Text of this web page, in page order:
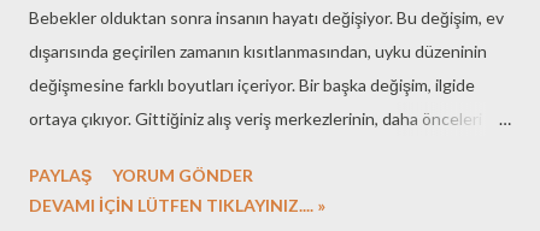
Bebekler olduktan sonra insanın hayatı değişiyor. Bu değişim, ev
dışarısında geçirilen zamanın kısıtlanmasından, uyku düzeninin
değişmesine farklı boyutları içeriyor. Bir başka değişim, ilgide
ortaya çıkıyor. Gittiğiniz alış veriş merkezlerinin, daha önceleri
bölümler dikkatli dikkatli dolaşılıyor. Okuduğunuz kitapların büyük
bölümü çocuk/bebek büyütme konulu olmaya başlıyor. Kitap
PAYLAŞ
YORUM GÖNDER
DEVAMI İÇİN LÜTFEN TIKLAYINIZ.... »